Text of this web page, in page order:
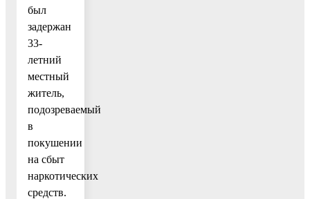
был
задержан
33-
летний
местный
житель,
подозреваемый
в
покушении
на сбыт
наркотических
средств.